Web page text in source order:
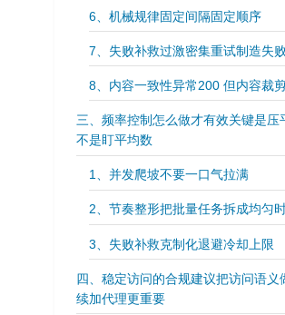
6、机械规律固定间隔固定顺序
7、失败补救过激密集重试制造失
8、内容一致性异常200 但内容裁
三、频率控制怎么做才有效关键是压
不是盯平均数
1、并发爬坡不要一口气拉满
2、节奏整形把批量任务拆成均匀
3、失败补救克制化退避冷却上限
四、稳定访问的合规建议把访问语义
续加代理更重要